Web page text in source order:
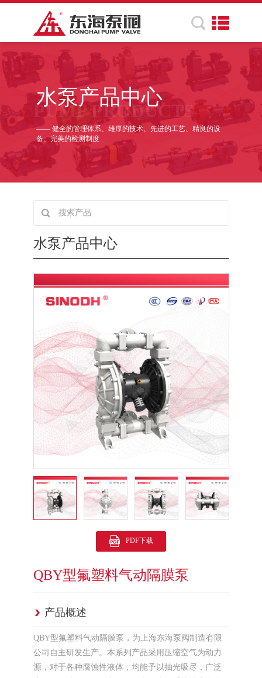
水泵产品中心
PUMP PRODUCTS
—— 健全的管理体系、雄厚的技术、先进的工艺、精良的设
备、完美的检测制度
水泵产品中心
PDF下载
QBY型氟塑料气动隔膜泵
产品概述
QBY型氟塑料气动隔膜泵，为上海东海泵阀制造有限
公司自主研发生产。本系列产品采用压缩空气为动力
源，对于各种腐蚀性液体，均能予以抽光吸尽，广泛